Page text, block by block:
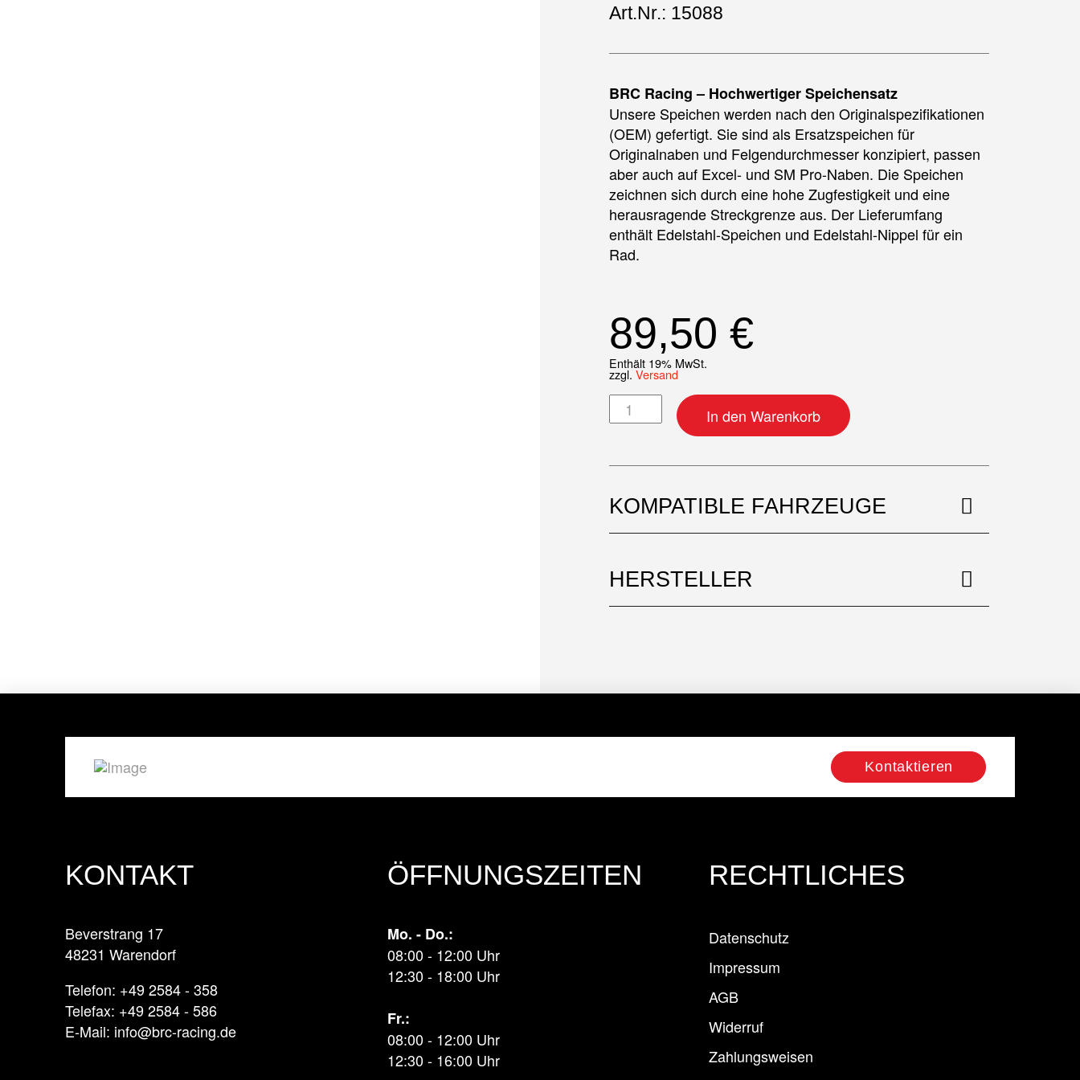
Art.Nr.: 15088
BRC Racing – Hochwertiger Speichensatz
Unsere Speichen werden nach den Originalspezifikationen
(OEM) gefertigt. Sie sind als Ersatzspeichen für
Originalnaben und Felgendurchmesser konzipiert, passen
aber auch auf Excel- und SM Pro-Naben. Die Speichen
zeichnen sich durch eine hohe Zugfestigkeit und eine
herausragende Streckgrenze aus. Der Lieferumfang
enthält Edelstahl-Speichen und Edelstahl-Nippel für ein
Rad.
89,50€
Enthält 19% MwSt.
zzgl.Versand
Speichensatz 18" mit Nippeln Menge
In den Warenkorb
KOMPATIBLE FAHRZEUGE
HERSTELLER
Kontaktieren
KONTAKT
Beverstrang 17
48231 Warendorf
Telefon: +49 2584 - 358
Telefax: +49 2584 - 586
E-Mail: info@brc-racing.de
ÖFFNUNGSZEITEN
Mo. - Do.:
08:00 - 12:00 Uhr
12:30 - 18:00 Uhr
Fr.:
08:00 - 12:00 Uhr
12:30 - 16:00 Uhr
RECHTLICHES
Datenschutz
Impressum
AGB
Widerruf
Zahlungsweisen